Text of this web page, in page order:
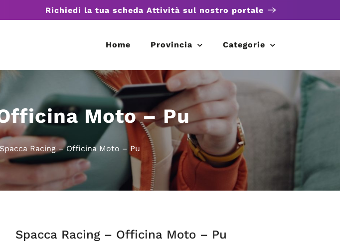
Richiedi la tua scheda Attività sul nostro portale
Home Provincia Categorie
Moto – Pu
Spacca Racing – Officina Moto – Pu
Spacca Racing – Officina Moto – Pu